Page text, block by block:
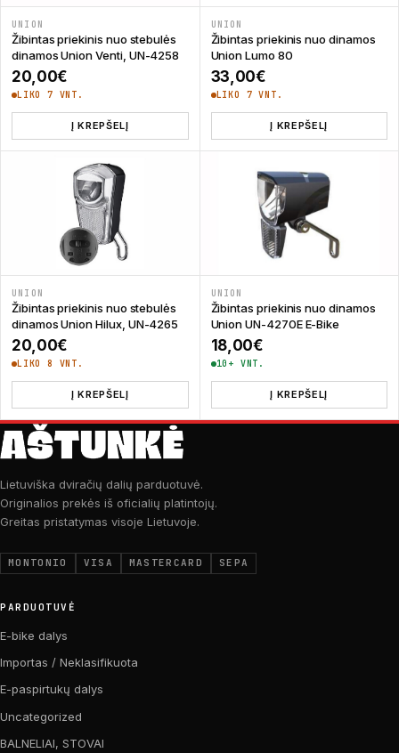
UNION
Žibintas priekinis nuo stebulės
dinamos Union Venti, UN-4258
20,00€
LIKO 7 VNT.
Į KREPŠELĮ
UNION
Žibintas priekinis nuo dinamos
Union Lumo 80
33,00€
LIKO 7 VNT.
Į KREPŠELĮ
UNION
Žibintas priekinis nuo stebulės
dinamos Union Hilux, UN-4265
20,00€
LIKO 8 VNT.
Į KREPŠELĮ
UNION
Žibintas priekinis nuo dinamos
Union UN-4270E E-Bike
18,00€
10+ VNT.
Į KREPŠELĮ
Lietuviška dviračių dalių parduotuvė.
Originalios prekės iš oficialių platintojų.
Greitas pristatymas visoje Lietuvoje.
MONTONIO VISA MASTERCARD SEPA
PARDUOTUVĖ
E-bike dalys
Importas / Neklasifikuota
E-paspirtukų dalys
Uncategorized
BALNELIAI, STOVAI